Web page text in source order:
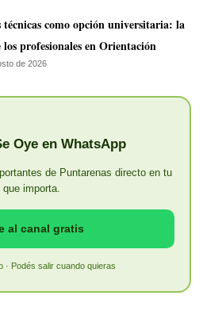
técnicas como opción universitaria: la
los profesionales en Orientación
de 2026
Oye en WhatsApp
de Puntarenas directo en tu
importa.
al canal gratis
· Podés salir cuando quieras